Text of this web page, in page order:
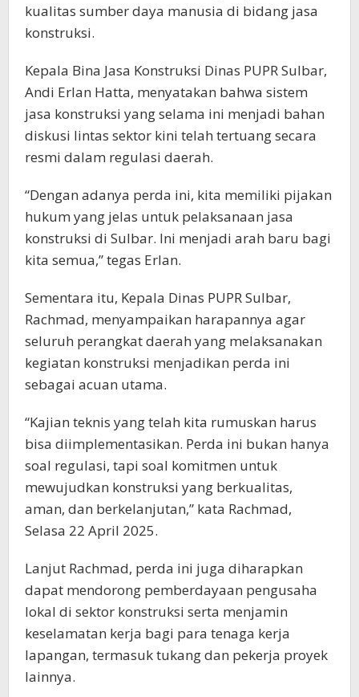
kualitas sumber daya manusia di bidang jasa
konstruksi.
Kepala Bina Jasa Konstruksi Dinas PUPR Sulbar,
Andi Erlan Hatta, menyatakan bahwa sistem
jasa konstruksi yang selama ini menjadi bahan
diskusi lintas sektor kini telah tertuang secara
resmi dalam regulasi daerah.
“Dengan adanya perda ini, kita memiliki pijakan
hukum yang jelas untuk pelaksanaan jasa
konstruksi di Sulbar. Ini menjadi arah baru bagi
kita semua,” tegas Erlan.
Sementara itu, Kepala Dinas PUPR Sulbar,
Rachmad, menyampaikan harapannya agar
seluruh perangkat daerah yang melaksanakan
kegiatan konstruksi menjadikan perda ini
sebagai acuan utama.
“Kajian teknis yang telah kita rumuskan harus
bisa diimplementasikan. Perda ini bukan hanya
soal regulasi, tapi soal komitmen untuk
mewujudkan konstruksi yang berkualitas,
aman, dan berkelanjutan,” kata Rachmad,
Selasa 22 April 2025.
Lanjut Rachmad, perda ini juga diharapkan
dapat mendorong pemberdayaan pengusaha
lokal di sektor konstruksi serta menjamin
keselamatan kerja bagi para tenaga kerja
lapangan, termasuk tukang dan pekerja proyek
lainnya.